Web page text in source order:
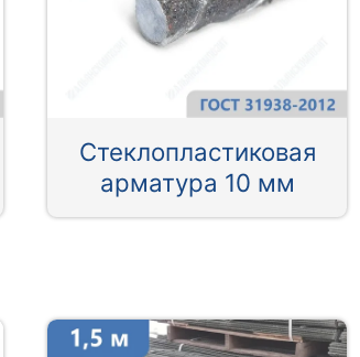
Стеклопластиковая
арматура 10 мм